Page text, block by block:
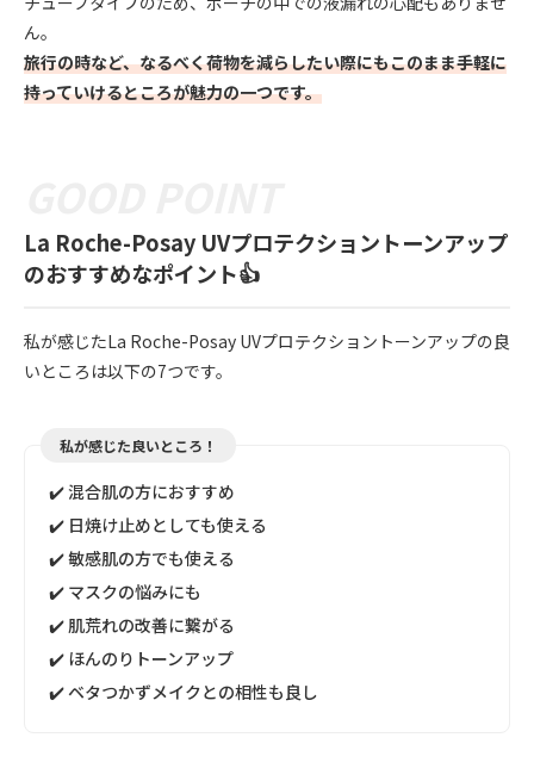
ん。
旅行の時など、なるべく荷物を減らしたい際にもこのまま手軽に
持っていけるところが魅力の一つです。
La Roche-Posay UVプロテクショントーンアップ
のおすすめなポイント👍
私が感じたLa Roche-Posay UVプロテクショントーンアップの良
いところは以下の7つです。
私が感じた良いところ！
✔️ 混合肌の方におすすめ
✔️ 日焼け止めとしても使える
✔️ 敏感肌の方でも使える
✔️ マスクの悩みにも
✔️ 肌荒れの改善に繋がる
✔️ ほんのりトーンアップ
✔️ ベタつかずメイクとの相性も良し